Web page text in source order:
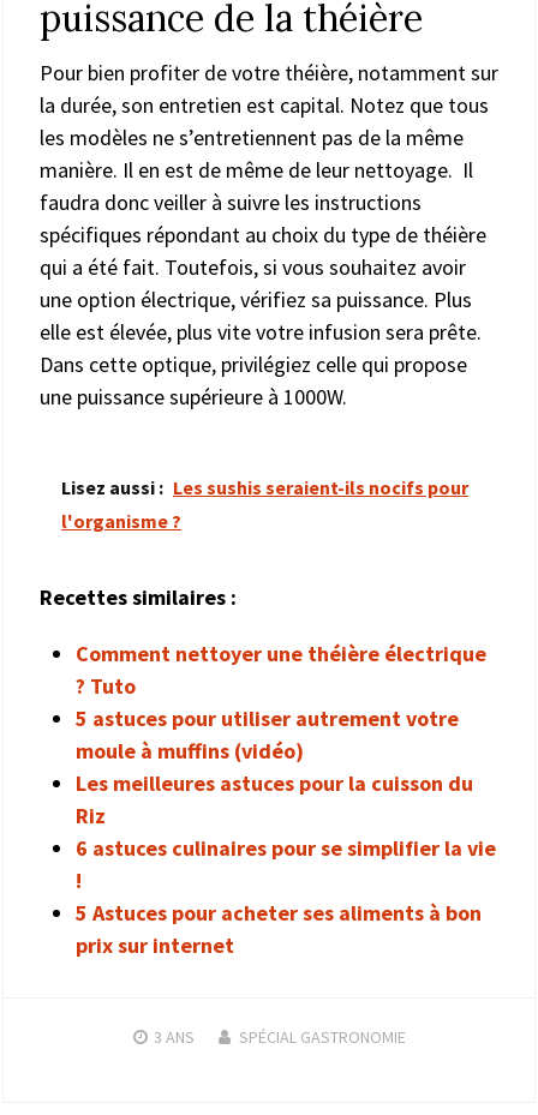
puissance de la théière
Pour bien profiter de votre théière, notamment sur
la durée, son entretien est capital. Notez que tous
les modèles ne s’entretiennent pas de la même
manière. Il en est de même de leur nettoyage. Il
faudra donc veiller à suivre les instructions
spécifiques répondant au choix du type de théière
qui a été fait. Toutefois, si vous souhaitez avoir
une option électrique, vérifiez sa puissance. Plus
elle est élevée, plus vite votre infusion sera prête.
Dans cette optique, privilégiez celle qui propose
une puissance supérieure à 1000W.
Lisez aussi : Les sushis seraient-ils nocifs pour
l'organisme ?
Recettes similaires :
Comment nettoyer une théière électrique
? Tuto
5 astuces pour utiliser autrement votre
moule à muffins (vidéo)
Les meilleures astuces pour la cuisson du
Riz
6 astuces culinaires pour se simplifier la vie
!
5 Astuces pour acheter ses aliments à bon
prix sur internet
3 ANS SPÉCIAL GASTRONOMIE